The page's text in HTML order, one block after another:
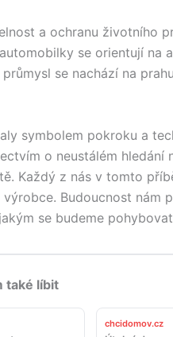
a ochranu životního
se orientují na
se nachází na
symbolem pokroku a
o neustálém
Každý z nás v tomto
Budoucnost nám
se budeme
také líbit
chcidomov.cz